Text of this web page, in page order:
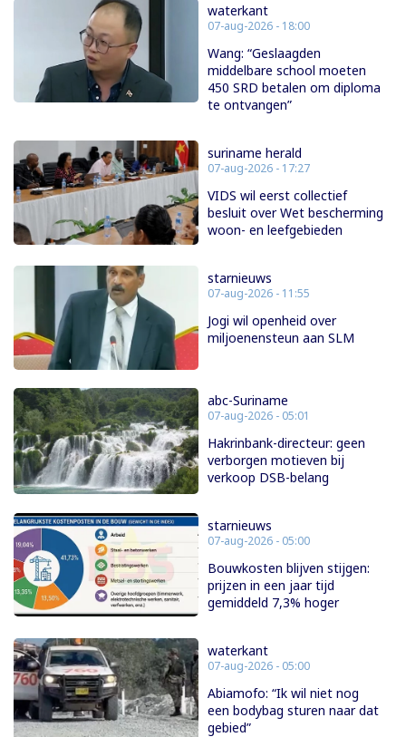
waterkant
07-aug-2026 - 18:00
Wang: “Geslaagden
middelbare school moeten
450 SRD betalen om diploma
te ontvangen”
suriname herald
07-aug-2026 - 17:27
VIDS wil eerst collectief
besluit over Wet bescherming
woon- en leefgebieden
starnieuws
07-aug-2026 - 11:55
Jogi wil openheid over
miljoenensteun aan SLM
abc-Suriname
07-aug-2026 - 05:01
Hakrinbank-directeur: geen
verborgen motieven bij
verkoop DSB-belang
starnieuws
07-aug-2026 - 05:00
Bouwkosten blijven stijgen:
prijzen in een jaar tijd
gemiddeld 7,3% hoger
waterkant
07-aug-2026 - 05:00
Abiamofo: “Ik wil niet nog
een bodybag sturen naar dat
gebied”